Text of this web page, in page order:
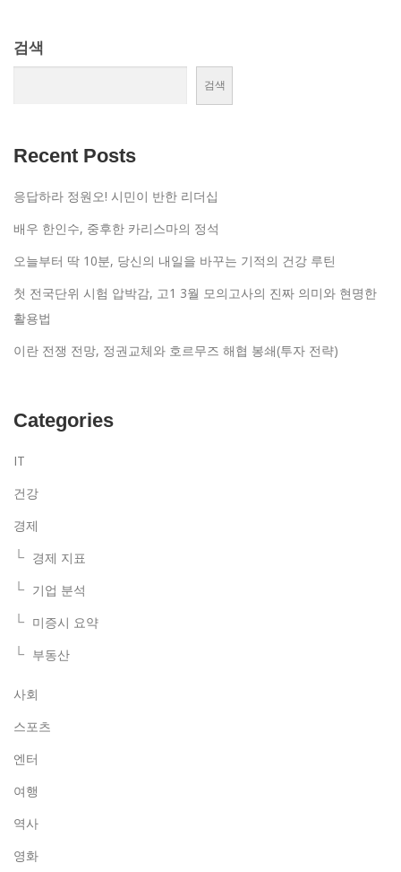
검색
검색
Recent Posts
응답하라 정원오! 시민이 반한 리더십
배우 한인수, 중후한 카리스마의 정석
오늘부터 딱 10분, 당신의 내일을 바꾸는 기적의 건강 루틴
첫 전국단위 시험 압박감, 고1 3월 모의고사의 진짜 의미와 현명한
활용법
이란 전쟁 전망, 정권교체와 호르무즈 해협 봉쇄(투자 전략)
Categories
IT
건강
경제
경제 지표
기업 분석
미증시 요약
부동산
사회
스포츠
엔터
여행
역사
영화